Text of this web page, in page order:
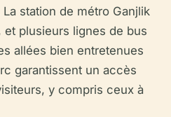
station de métro Ganjlik
et plusieurs lignes de bus
allées bien entretenues
garantissent un accès
y compris ceux à